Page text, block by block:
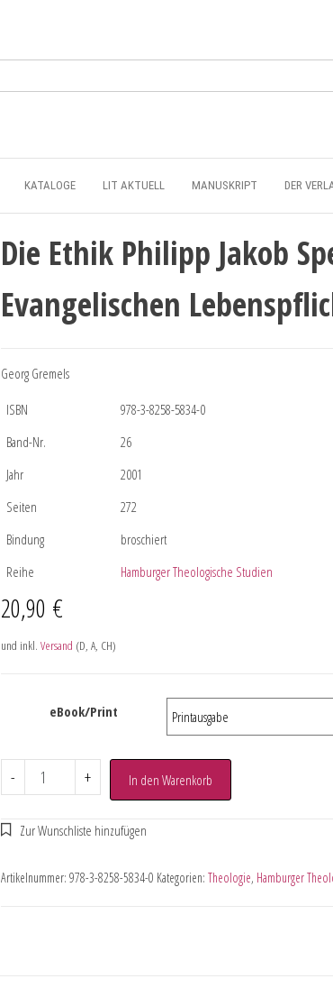
KATALOGE LIT AKTUELL MANUSKRIPT DER
Die Ethik Philipp Jakob
Evangelischen
Georg Gremels
ISBN
978-3-8258-5834-0
Band-Nr.
26
Jahr
2001
Seiten
272
Bindung
broschiert
Reihe
Hamburger Theologische Studien
20,90 €
und inkl. Versand (D, A, CH)
eBook/Print
- + In den Warenkorb
Artikelnummer: 978-3-8258-5834-0 Kategorien: Theologie, Hamburger